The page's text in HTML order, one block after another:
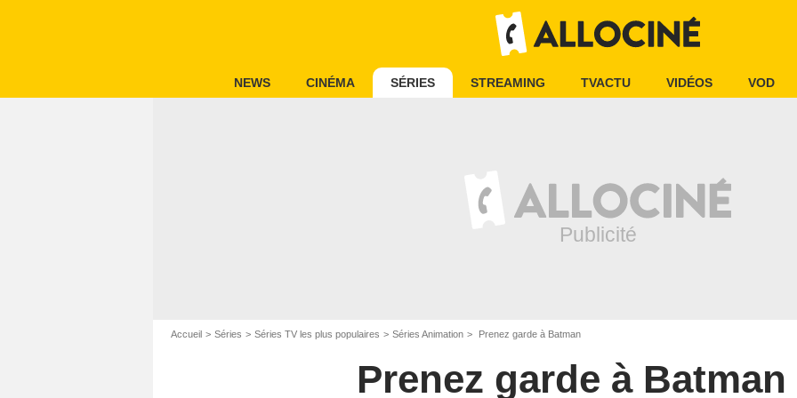
NEWS CINÉMA SÉRIES STREAMING TVACTU VIDÉOS VOD
Accueil Séries Séries TV les plus populaires Séries Animation Prenez garde à Batman
Prenez garde à Batman